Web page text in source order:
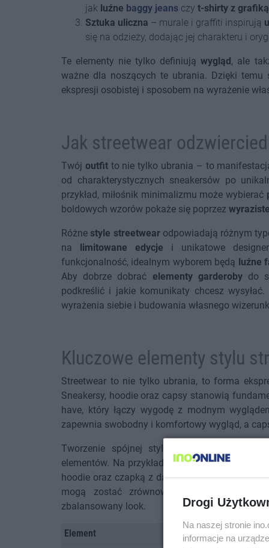
jak luźne baggy jeans czy t-shirty z grafiką
Sztuka uliczna – murale i graffiti inspirują
się na odzieży, dodając jej charakteru i
Te elementy nie tylko definiująwygląd, ale
ważne dla noszących te ubrania. Dzięki
ekspresji osobistej i sposobem na wyrażenie
Jak streetwear
Twój outfitto nie tylko ubrania – to
od charakterystycznych sneakersów po
przykład, miłośnik minimalizmu może wybierać
boldowych wzorów pokaże się poprzez
Różnestyle streetwearodpowiadają różnym
na limitowane edycje i unikatowe
funkcjonalność, idealnym wyborem będą luźne
Aby dobrze dobrać elementy garderobydo
podkreślić i jakie komunikaty chcesz wysyłać.
wyrażenia siebie i budowania własnego
Kluczowe elementy stylu
Streetwear to nie tylko ubrania, to forma
Sneakersy, hoodie oraz capsy stanowią
have, który łączy wygodę z modnym
zapewnia swobodny i komfortowy wygląd, a
Tworzenie spójnej stylizacji streetwearowej
elementów. Na przykład, minimalistyczne
hoodie oraz czapką z daszkiem w
mogą zostać zrównoważone przez
zbalansowany look.
Element Opis
Drogi
Na naszej stronie
informacje na